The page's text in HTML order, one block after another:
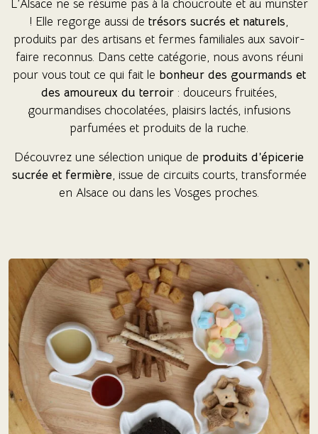
(6 avis)
L’Alsace ne se résume pas à la choucroute et au munster
! Elle regorge aussi de trésors sucrés et naturels,
produits par des artisans et fermes familiales aux savoir-
faire reconnus. Dans cette catégorie, nous avons réuni
pour vous tout ce qui fait le bonheur des gourmands et
des amoureux du terroir : douceurs fruitées,
gourmandises chocolatées, plaisirs lactés, infusions
parfumées et produits de la ruche.
Découvrez une sélection unique de produits d’épicerie
sucrée et fermière, issue de circuits courts, transformée
en Alsace ou dans les Vosges proches.